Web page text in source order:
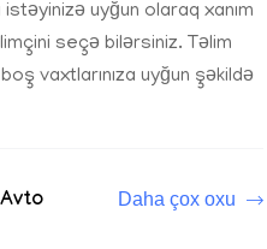
uyğun olaraq xanım
seçə bilərsiniz. Təlim
vaxtlarınıza uyğun şəkildə
Daha çox oxu